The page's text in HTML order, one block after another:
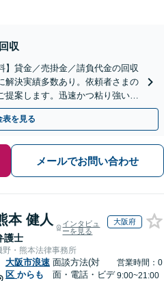
収
】貸金／売掛金／請負代金の回収
解決実績多数あり。依頼者さまの
提案します。迅速かつ粘り強い交
します【土日祝対応可】
表を見る
メールでお問い合わせ
本 健人
護士
インタビュ
ーを見る
大阪府
野・熊本法律事務所
大阪市浪速
区 からも
面談方法(対
面・電話・ビデ
営業時間：0
9:00~21:00